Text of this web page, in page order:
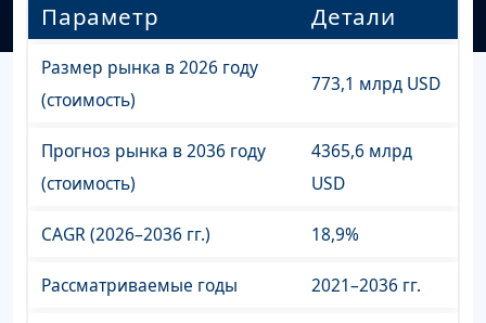
Параметр Детали
Размер рынка в 2026 году
(стоимость)
773,1 млрд USD
Прогноз рынка в 2036 году
(стоимость)
4365,6 млрд
USD
CAGR (2026–2036 гг.) 18,9%
Рассматриваемые годы 2021–2036 гг.